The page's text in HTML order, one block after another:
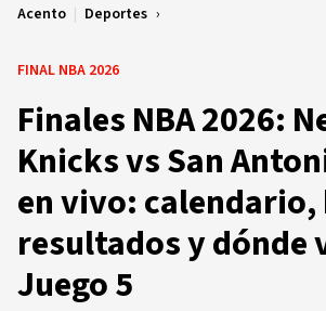
Acento | Deportes
FINAL NBA 2026
Finales NBA 2026:
Knicks vs San
en vivo:
resultados y dónde
Juego 5